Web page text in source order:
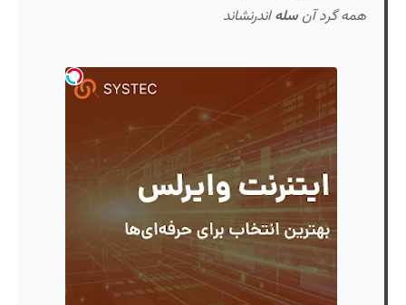
همه گرد آن سلهاندرنشاند